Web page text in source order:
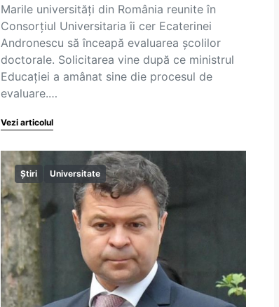
Marile universități din România reunite în
Consorțiul Universitaria îi cer Ecaterinei
Andronescu să înceapă evaluarea școlilor
doctorale. Solicitarea vine după ce ministrul
Educației a amânat sine die procesul de
evaluare.…
Vezi articolul
Știri Universitate